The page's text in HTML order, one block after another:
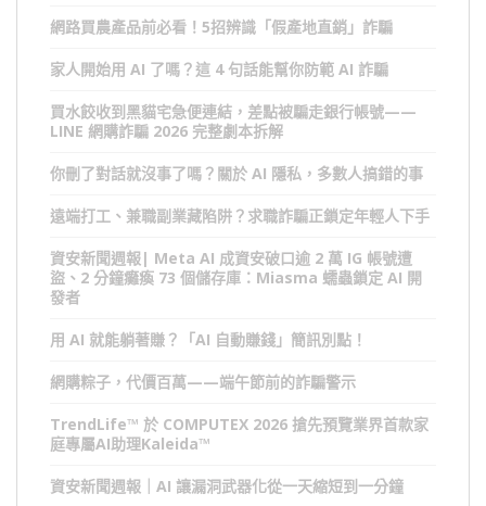
網路買農產品前必看！5招辨識「假產地直銷」詐騙
家人開始用 AI 了嗎？這 4 句話能幫你防範 AI 詐騙
買水餃收到黑貓宅急便連結，差點被騙走銀行帳號——
LINE 網購詐騙 2026 完整劇本拆解
你刪了對話就沒事了嗎？關於 AI 隱私，多數人搞錯的事
遠端打工、兼職副業藏陷阱？求職詐騙正鎖定年輕人下手
資安新聞週報| Meta AI 成資安破口逾 2 萬 IG 帳號遭
盜、2 分鐘癱瘓 73 個儲存庫：Miasma 蠕蟲鎖定 AI 開
發者
用 AI 就能躺著賺？「AI 自動賺錢」簡訊別點！
網購粽子，代價百萬——端午節前的詐騙警示
TrendLife™ 於 COMPUTEX 2026 搶先預覽業界首款家
庭專屬AI助理Kaleida™
資安新聞週報｜AI 讓漏洞武器化從一天縮短到一分鐘